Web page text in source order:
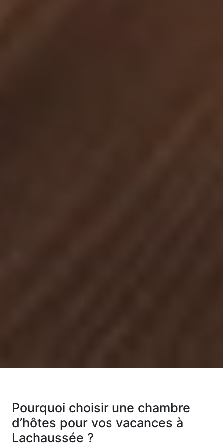
Pourquoi choisir une chambre
d’hôtes pour vos vacances à
Lachaussée ?